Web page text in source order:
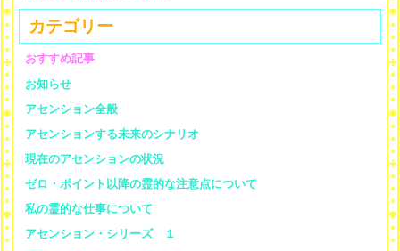
カテゴリー
おすすめ記事
お知らせ
アセンション全般
アセンションする未来のシナリオ
現在のアセンションの状況
ゼロ・ポイント以降の霊的な注意点について
私の霊的な仕事について
アセンション・シリーズ １